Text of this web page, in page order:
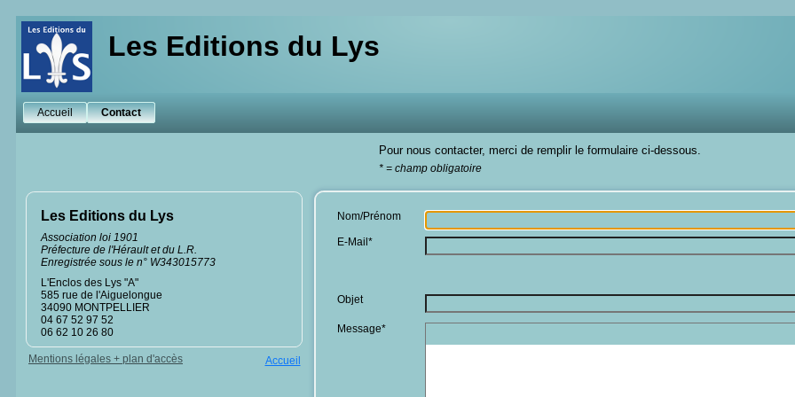
Les Editions du Lys
Accueil Contact
Pour nous contacter, merci de remplir le formulaire ci-dessous.
* = champ obligatoire
Les Editions du Lys
Association loi 1901
Préfecture de l'Hérault et du L.R.
Enregistrée sous le n° W343015773
L'Enclos des Lys "A"
585 rue de l'Aiguelongue
34090 MONTPELLIER
04 67 52 97 52
06 62 10 26 80
Mentions légales + plan d'accès Accueil
Nom/Prénom
E-Mail*
Objet
Message*